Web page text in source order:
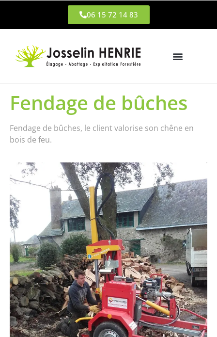
06 15 72 14 83
Fendage de bûches
Fendage de bûches, le client valorise son chêne en
bois de feu.